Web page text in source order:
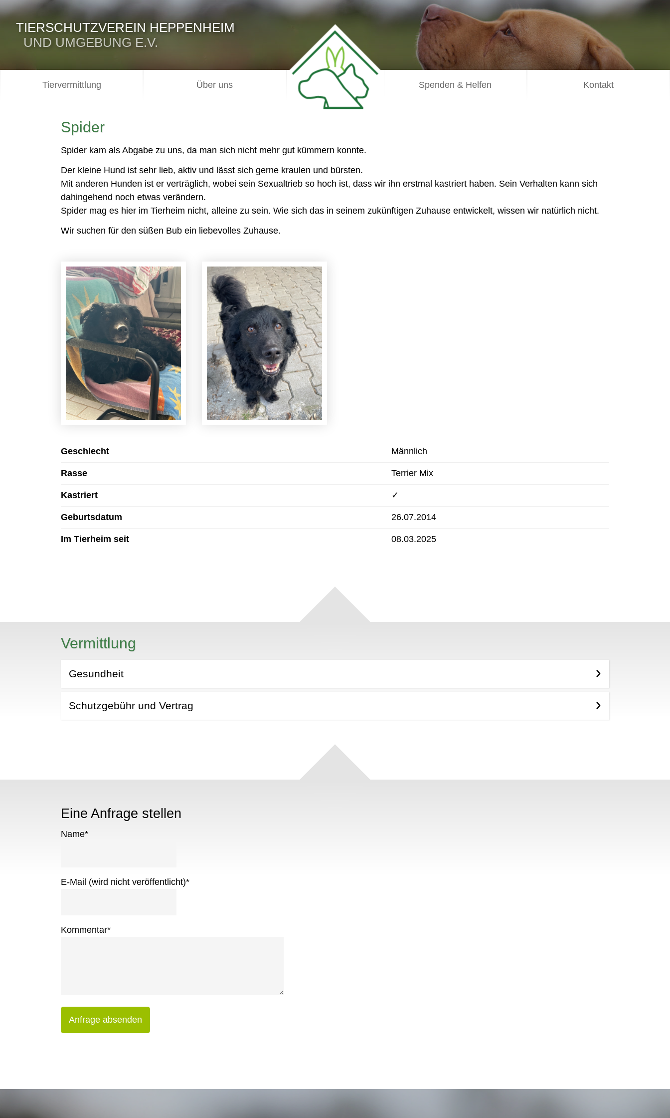
TIERSCHUTZVEREIN HEPPENHEIM
UND UMGEBUNG E.V.
Tiervermittlung Über uns Spenden & Helfen Kontakt
Spider
Spider kam als Abgabe zu uns, da man sich nicht mehr gut kümmern konnte.
Der kleine Hund ist sehr lieb, aktiv und lässt sich gerne kraulen und bürsten.
Mit anderen Hunden ist er verträglich, wobei sein Sexualtrieb so hoch ist, dass wir ihn erstmal kastriert haben. Sein Verhalten kann sich
dahingehend noch etwas verändern.
Spider mag es hier im Tierheim nicht, alleine zu sein. Wie sich das in seinem zukünftigen Zuhause entwickelt, wissen wir natürlich nicht.
Wir suchen für den süßen Bub ein liebevolles Zuhause.
Geschlecht Männlich
Rasse Terrier Mix
Kastriert ✓
Geburtsdatum 26.07.2014
Im Tierheim seit 08.03.2025
Vermittlung
Gesundheit
Schutzgebühr und Vertrag
Eine Anfrage stellen
Name*
E-Mail (wird nicht veröffentlicht)*
Kommentar*
Anfrage absenden